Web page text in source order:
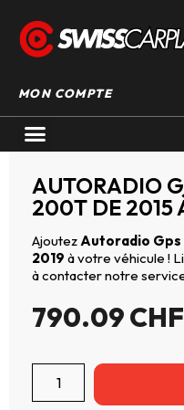
MON COMPTE
AUTORADIO
200T DE 2015
Ajoutez Autoradio Gps
2019 à votre véhicule !
à contacter notre
790.09CHF